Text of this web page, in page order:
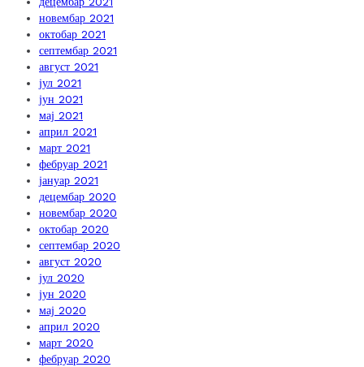
новембар 2021
октобар 2021
септембар 2021
август 2021
јул 2021
јун 2021
мај 2021
април 2021
март 2021
фебруар 2021
јануар 2021
децембар 2020
новембар 2020
октобар 2020
септембар 2020
август 2020
јул 2020
јун 2020
мај 2020
април 2020
март 2020
фебруар 2020